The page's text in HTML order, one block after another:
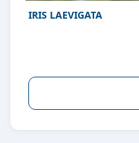
IRIS LAEVIGATA